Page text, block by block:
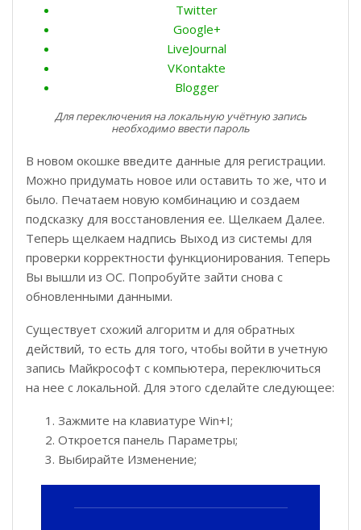
Twitter
Google+
LiveJournal
VKontakte
Blogger
Для переключения на локальную учётную запись
необходимо ввести пароль
В новом окошке введите данные для регистрации.
Можно придумать новое или оставить то же, что и
было. Печатаем новую комбинацию и создаем
подсказку для восстановления ее. Щелкаем Далее.
Теперь щелкаем надпись Выход из системы для
проверки корректности функционирования. Теперь
Вы вышли из ОС. Попробуйте зайти снова с
обновленными данными.
Существует схожий алгоритм и для обратных
действий, то есть для того, чтобы войти в учетную
запись Майкрософт с компьютера, переключиться
на нее с локальной. Для этого сделайте следующее:
Зажмите на клавиатуре Win+I;
Откроется панель Параметры;
Выбирайте Изменение;